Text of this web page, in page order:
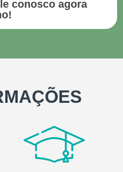
conosco agora